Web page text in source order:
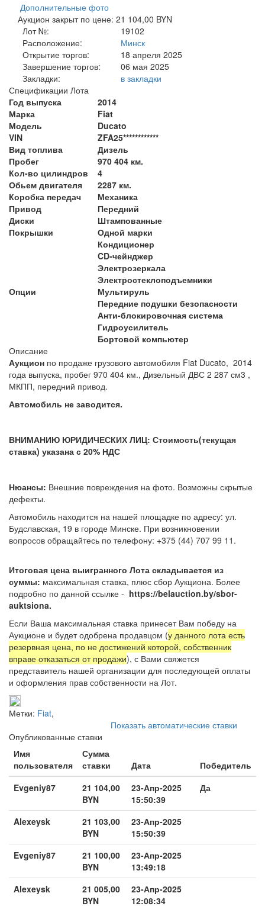
Дополнительные фото
Аукцион закрыт по цене: 21 104,00 BYN
Лот №:
19102
Расположение:
Минск
Открытие торгов:
18 апреля 2025
Завершение торгов:
06 мая 2025
Закладки:
в закладки
Спецификации Лота
Год выпуска
2014
Марка
Fiat
Модель
Ducato
VIN
ZFA25************
Вид топлива
Дизель
Пробег
970 404 км.
Кол-во цилиндров
4
Обьем двигателя
2287 км.
Коробка передач
Механика
Привод
Передний
Диски
Штампованные
Покрышки
Одной марки
Опции
Кондиционер
CD-чейнджер
Электрозеркала
Электростеклоподъемники
Мультируль
Передние подушки безопасности
Анти-блокировочная система
Гидроусилитель
Бортовой компьютер
Описание
Аукцион по продаже грузового автомобиля Fiat Ducato, 2014
года выпуска, пробег 970 404 км., Дизельный ДВС 2 287 см3 ,
МКПП, передний привод.
Автомобиль не заводится.
ВНИМАНИЮ ЮРИДИЧЕСКИХ ЛИЦ: Стоимость(текущая
ставка) указана с 20% НДС
Нюансы: Внешние повреждения на фото. Возможны скрытые
дефекты.
Автомобиль находится на нашей площадке по адресу: ул.
Будславская, 19 в городе Минске. При возникновении
вопросов обращайтесь по телефону: +375 (44) 707 99 11.
Итоговая цена выигранного Лота складывается из
суммы: максимальная ставка, плюс сбор Аукциона. Более
подробно по данной ссылке - https://belauction.by/sbor-
auktsiona.
Если Ваша максимальная ставка принесет Вам победу на
Аукционе и будет одобрена продавцом (у данного лота есть
резервная цена, по не достижений которой, собственник
вправе отказаться от продажи), с Вами свяжется
представитель нашей организации для последующей оплаты
и оформления прав собственности на Лот.
Метки: Fiat,
Показать автоматические ставки
Опубликованные ставки
Имя
пользователя
Сумма
ставки
Дата
Победитель
Evgeniy87
21 104,00
BYN
23-Апр-2025
15:50:39
Да
Alexeysk
21 103,00
BYN
23-Апр-2025
15:50:39
Evgeniy87
21 100,00
BYN
23-Апр-2025
13:49:18
Alexeysk
21 005,00
BYN
23-Апр-2025
12:08:34